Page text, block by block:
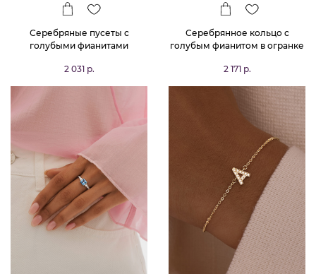
Серебряные пусеты с
голубыми фианитами
2 031 р.
Серебрянное кольцо с
голубым фианитом в огранке
2 171 р.